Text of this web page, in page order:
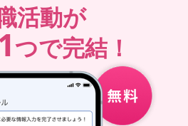
活動が
1つで完結！